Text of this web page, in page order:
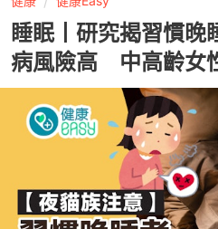
睡眠丨研究揭習慣晚
病風險高 中高齡女